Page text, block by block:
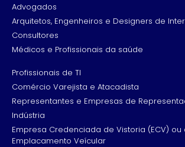
Advogados
Arquitetos, Engenheiros e Designers de
Consultores
Médicos e Profissionais da saúde
Profissionais de TI
Comércio Varejista e Atacadista
Representantes e Empresas de
Indústria
Empresa Credenciada de Vistoria (ECV) ou
Emplacamento Veícular